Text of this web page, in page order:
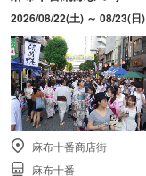
2026/08/22(土) ～ 08/23(日)
麻布十番商店街
麻布十番